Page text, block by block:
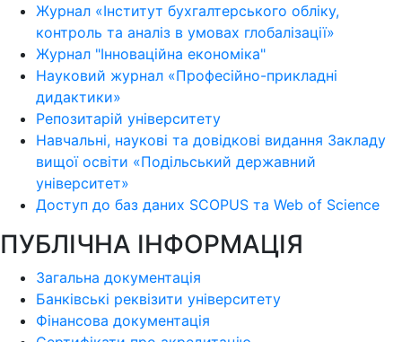
Журнал «Інститут бухгалтерського обліку,
контроль та аналіз в умовах глобалізації»
Журнал "Інноваційна економіка"
Науковий журнал «Професійно-прикладні
дидактики»
Репозитарій університету
Навчальні, наукові та довідкові видання Закладу
вищої освіти «Подільський державний
університет»
Доступ до баз даних SCOPUS та Web of Science
ПУБЛІЧНА ІНФОРМАЦІЯ
Загальна документація
Банківські реквізити університету
Фінансова документація